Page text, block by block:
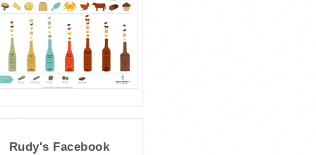
Rudy's Facebook